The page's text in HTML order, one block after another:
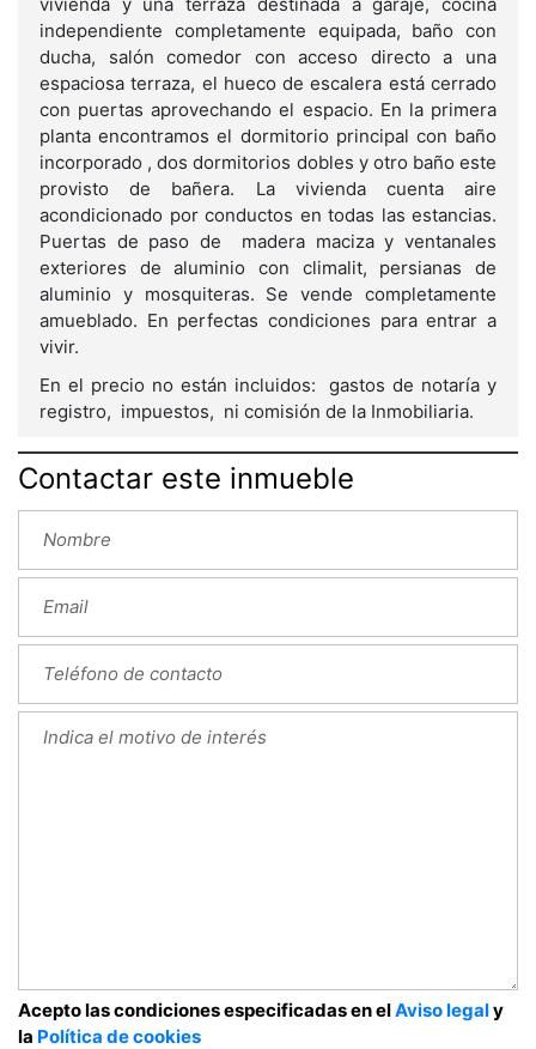
independiente completamente equipada, baño con
ducha, salón comedor con acceso directo a una
espaciosa terraza, el hueco de escalera está cerrado
con puertas aprovechando el espacio. En la primera
planta encontramos el dormitorio principal con baño
incorporado , dos dormitorios dobles y otro baño este
provisto de bañera. La vivienda cuenta aire
acondicionado por conductos en todas las estancias.
Puertas de paso de madera maciza y ventanales
exteriores de aluminio con climalit, persianas de
aluminio y mosquiteras. Se vende completamente
amueblado. En perfectas condiciones para entrar a
vivir.
En el precio no están incluidos: gastos de notaría y
registro, impuestos, ni comisión de la Inmobiliaria.
Contactar este inmueble
Acepto las condiciones especificadas en elAviso legaly
la Política de cookies